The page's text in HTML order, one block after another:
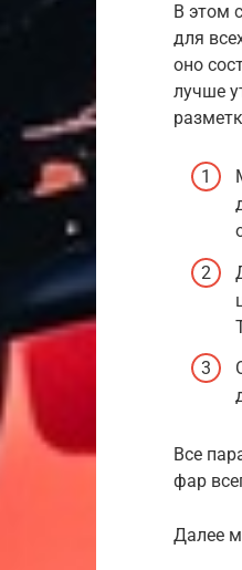
В этом
для
оно
лучше
Все
фар
Далее